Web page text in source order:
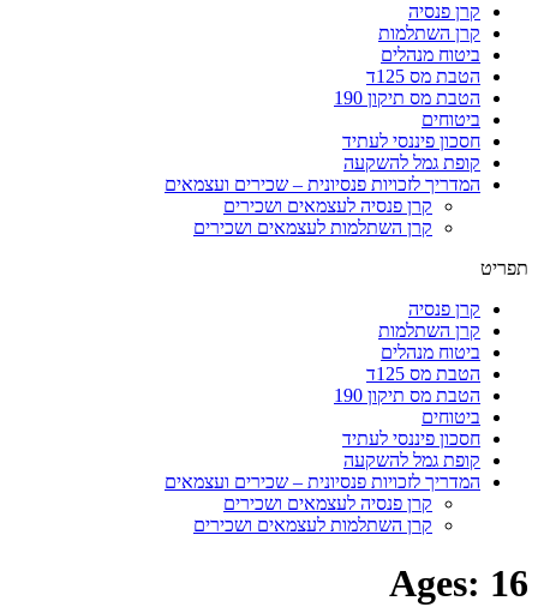
קרן פנסיה
קרן השתלמות
ביטוח מנהלים
הטבת מס 125ד
הטבת מס תיקון 190
ביטוחים
חסכון פיננסי לעתיד
קופת גמל להשקעה
המדריך לזכויות פנסיונית – שכירים ועצמאים
קרן פנסיה לעצמאים ושכירים
קרן השתלמות לעצמאים ושכירים
תפריט
קרן פנסיה
קרן השתלמות
ביטוח מנהלים
הטבת מס 125ד
הטבת מס תיקון 190
ביטוחים
חסכון פיננסי לעתיד
קופת גמל להשקעה
המדריך לזכויות פנסיונית – שכירים ועצמאים
קרן פנסיה לעצמאים ושכירים
קרן השתלמות לעצמאים ושכירים
Ages: 16